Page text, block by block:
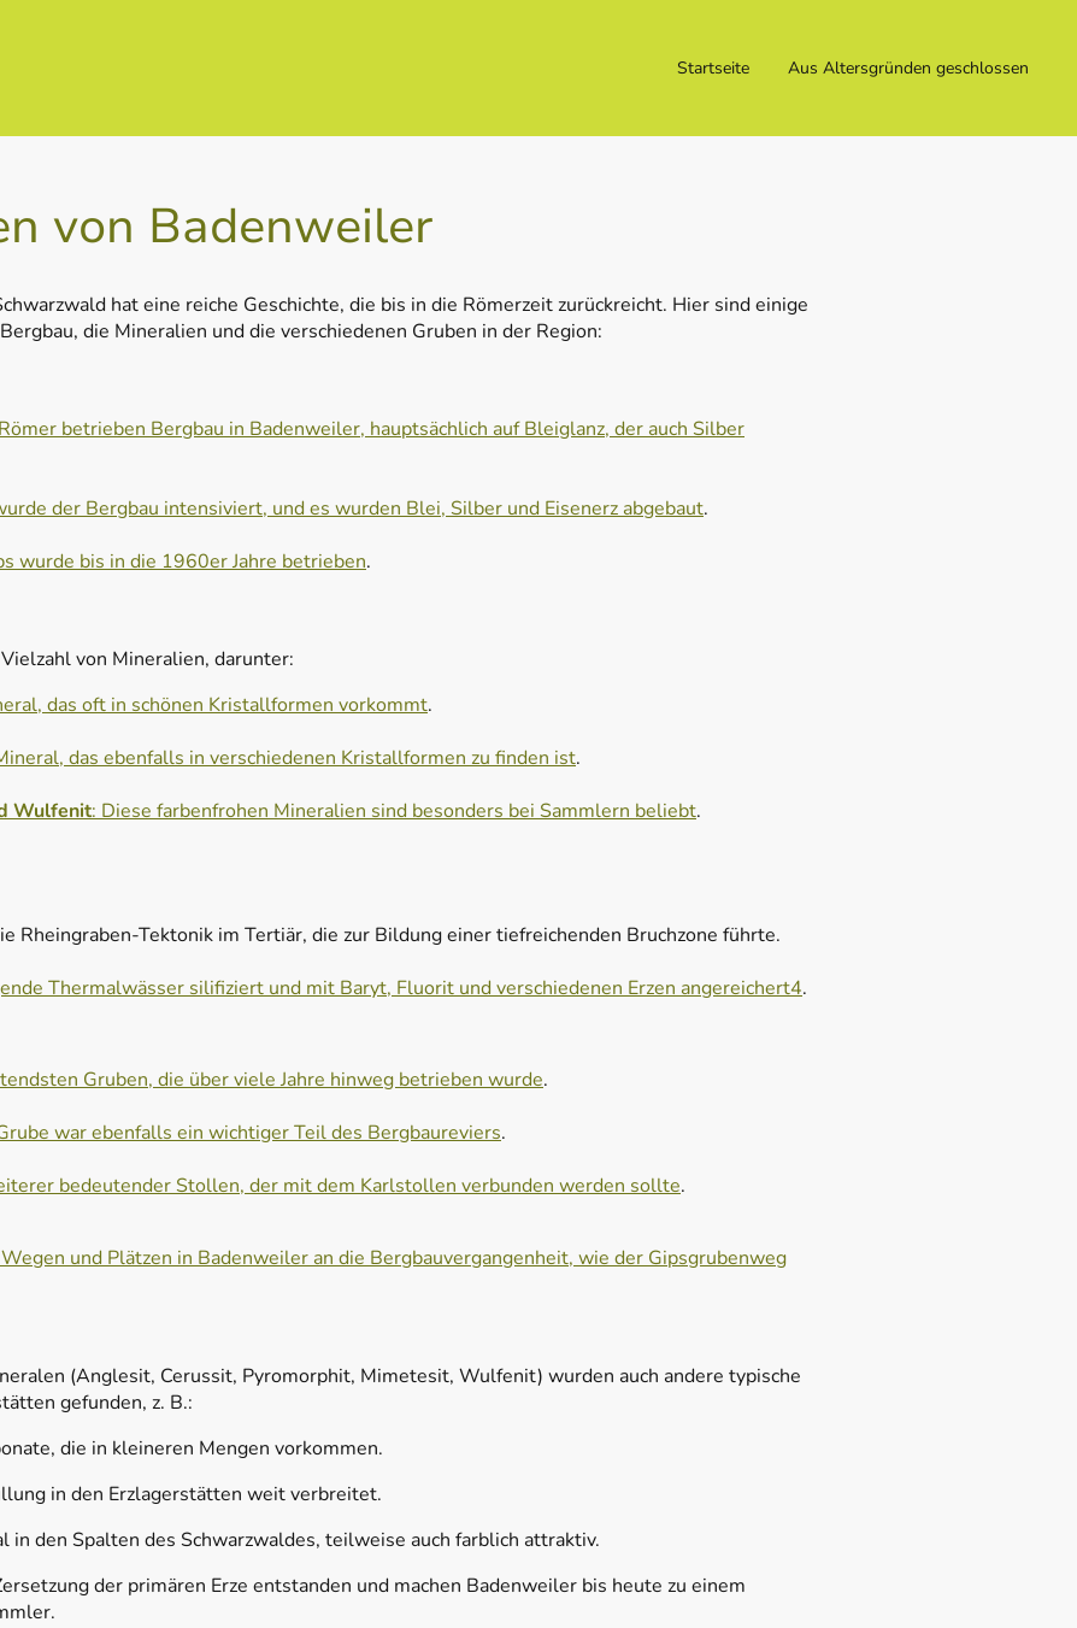
Startseite Aus Altersgründen geschlossen
von Badenweiler
hat eine reiche Geschichte, die bis in die Römerzeit zurückreicht. Hier sind einige
die Mineralien und die verschiedenen Gruben in der Region:
betrieben Bergbau in Badenweiler, hauptsächlich auf Bleiglanz, der auch Silber
der Bergbau intensiviert, und es wurden Blei, Silber und Eisenerz abgebaut.
wurde bis in die 1960er Jahre betrieben.
von Mineralien, darunter:
das oft in schönen Kristallformen vorkommt.
das ebenfalls in verschiedenen Kristallformen zu finden ist.
Wulfenit: Diese farbenfrohen Mineralien sind besonders bei Sammlern beliebt.
Rheingraben-Tektonik im Tertiär, die zur Bildung einer tiefreichenden Bruchzone führte.
Thermalwässer silifiziert und mit Baryt, Fluorit und verschiedenen Erzen angereichert4.
Gruben, die über viele Jahre hinweg betrieben wurde.
war ebenfalls ein wichtiger Teil des Bergbaureviers.
bedeutender Stollen, der mit dem Karlstollen verbunden werden sollte.
und Plätzen in Badenweiler an die Bergbauvergangenheit, wie der Gipsgrubenweg
(Anglesit, Cerussit, Pyromorphit, Mimetesit, Wulfenit) wurden auch andere typische
gefunden, z. B.:
die in kleineren Mengen vorkommen.
in den Erzlagerstätten weit verbreitet.
den Spalten des Schwarzwaldes, teilweise auch farblich attraktiv.
der primären Erze entstanden und machen Badenweiler bis heute zu einem